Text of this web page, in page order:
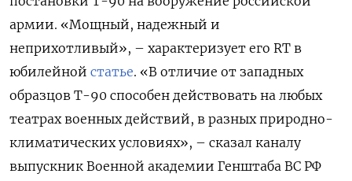
армии. «Мощный, надежный и
неприхотливый», – характеризует его RT в
юбилейной статье. «В отличие от западных
образцов Т-90 способен действовать на любых
театрах военных действий, в разных природно-
климатических условиях», – сказал каналу
выпускник Военной академии Генштаба ВС РФ